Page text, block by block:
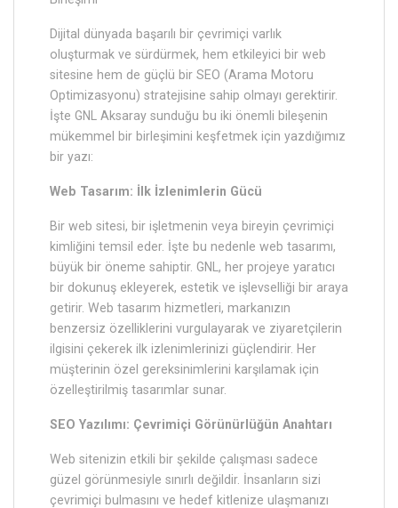
Dijital dünyada başarılı bir çevrimiçi varlık
oluşturmak ve sürdürmek, hem etkileyici bir web
sitesine hem de güçlü bir SEO (Arama Motoru
Optimizasyonu) stratejisine sahip olmayı gerektirir.
İşte GNL Aksaray sunduğu bu iki önemli bileşenin
mükemmel bir birleşimini keşfetmek için yazdığımız
bir yazı:
Web Tasarım: İlk İzlenimlerin Gücü
Bir web sitesi, bir işletmenin veya bireyin çevrimiçi
kimliğini temsil eder. İşte bu nedenle web tasarımı,
büyük bir öneme sahiptir. GNL, her projeye yaratıcı
bir dokunuş ekleyerek, estetik ve işlevselliği bir araya
getirir. Web tasarım hizmetleri, markanızın
benzersiz özelliklerini vurgulayarak ve ziyaretçilerin
ilgisini çekerek ilk izlenimlerinizi güçlendirir. Her
müşterinin özel gereksinimlerini karşılamak için
özelleştirilmiş tasarımlar sunar.
SEO Yazılımı: Çevrimiçi Görünürlüğün Anahtarı
Web sitenizin etkili bir şekilde çalışması sadece
güzel görünmesiyle sınırlı değildir. İnsanların sizi
çevrimiçi bulmasını ve hedef kitlenize ulaşmanızı